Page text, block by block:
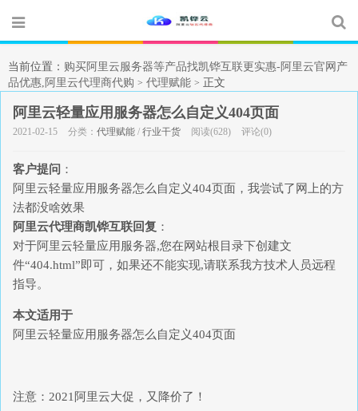
当前位置： 购买阿里云服务器等产品找凯铧互联更实惠-阿里云官网产
品优惠,阿里云代理商代购 > 代理赋能 > 正文
阿里云轻量应用服务器怎么自定义404页面
2021-02-15 分类： 代理赋能 / 行业干货 阅读(628) 评论(0)
客户提问 ：
阿里云轻量应用服务器怎么自定义404页面，我尝试了网上的方
法都没啥效果
阿里云代理商凯铧互联回复 ：
对于阿里云轻量应用服务器,您在网站根目录下创建文
件“404.html”即可，如果还不能实现,请联系我方技术人员远程
指导。
本文适用于
阿里云轻量应用服务器怎么自定义404页面
注意：2021阿里云大促，又降价了！